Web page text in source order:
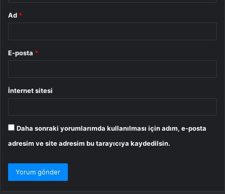
Ad *
E-posta *
İnternet sitesi
Daha sonraki yorumlarımda kullanılması için adım, e-posta
adresim ve site adresim bu tarayıcıya kaydedilsin.